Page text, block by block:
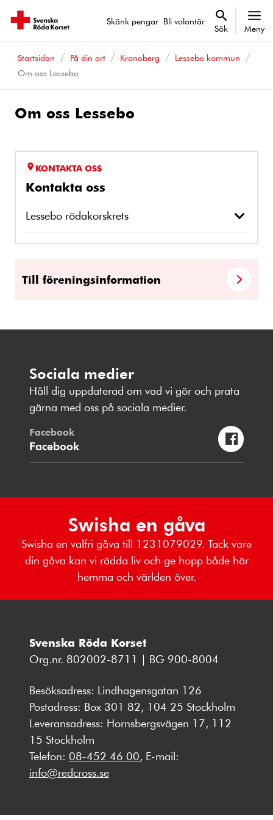
Skänk pengar Bli volontär
Sök Meny
Startsidan På din ort Kronoberg
Lessebo kommun
Om oss Lessebo
Om oss Lessebo
KONTAKTA OSS
Kontakta oss
Lessebo rödakorskrets
Till föreningsinformation
Sociala medier
Håll dig uppdaterad om vad vi gör och prata
gärna med oss på sociala medier.
Facebook
Facebook
Swisha en gåva
Swisha en valfri gåva till 1231079029. Tack vare
din gåva kan vi rädda liv och ge hopp både här
hemma och världen över.
Svenska Röda Korset
Org.nr. 802002-8711 | BG 900-8004
Besöksadress: Lindhagensgatan 126
Postadress: Box 301 82, 104 25 Stockholm
Leveransadress: Hornsbergsvägen 17, 112
15 Stockholm
Telefon: 08-452 46 00, E-mail:
info@redcross.se